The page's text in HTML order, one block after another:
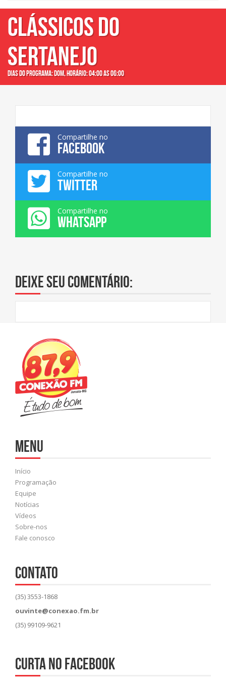
CLÁSSICOS DO
SERTANEJO
Dias do programa: dom, Horário: 04:00 as 06:00
Compartilhe no
FACEBOOK
Compartilhe no
TWITTER
Compartilhe no
WHATSAPP
Deixe seu comentário:
Menu
Início
Programação
Equipe
Notícias
Vídeos
Sobre-nos
Fale conosco
CONTATO
(35) 3553-1868
ouvinte@conexao.fm.br
(35) 99109-9621
Curta no Facebook